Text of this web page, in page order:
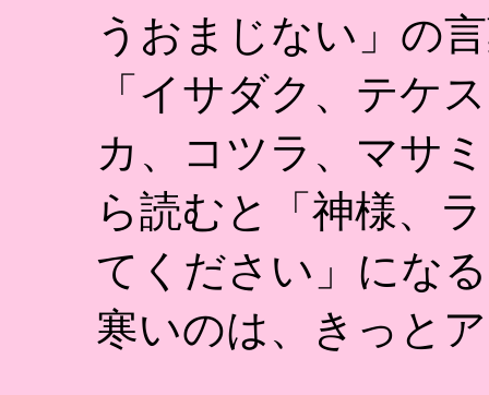
うおまじない」の
「イサダク、テケ
カ、コツラ、マサ
ら読むと「神様、
てください」にな
寒いのは、きっと